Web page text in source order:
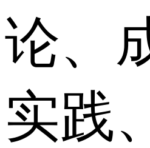
论、
实践